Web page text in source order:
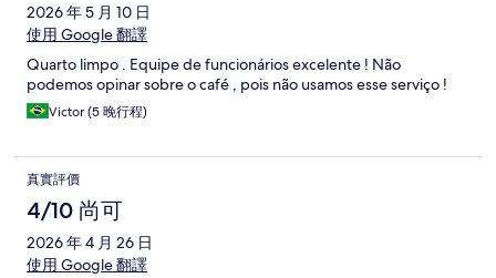
2026 年 5 月 10 日
使用 Google 翻譯
Quarto limpo . Equipe de funcionários excelente ! Não
podemos opinar sobre o café , pois não usamos esse serviço !
Victor (5 晚行程)
真實評價
4/10 尚可
2026 年 4 月 26 日
使用 Google 翻譯